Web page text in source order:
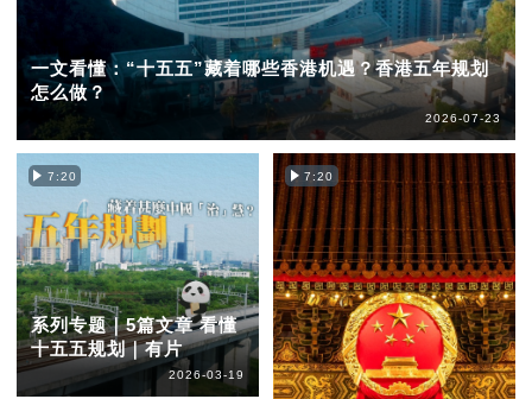
一文看懂：“十五五”藏着哪些香港机遇？香港五年规划
怎么做？
2026-07-23
7:20
系列专题｜5篇文章 看懂
十五五规划｜有片
2026-03-19
7:20